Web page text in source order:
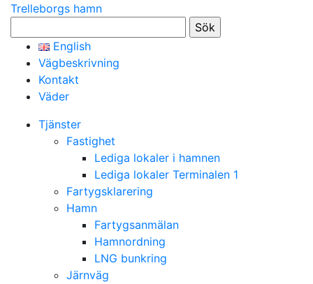
Trelleborgs hamn
efter:
English
Vägbeskrivning
Kontakt
Väder
Tjänster
Fastighet
Lediga lokaler i hamnen
Lediga lokaler Terminalen 1
Fartygsklarering
Hamn
Fartygsanmälan
Hamnordning
LNG bunkring
Järnväg